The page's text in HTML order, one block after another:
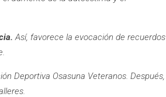
Así, favorece la evocación de recuerdos
Deportiva Osasuna Veteranos. Después,